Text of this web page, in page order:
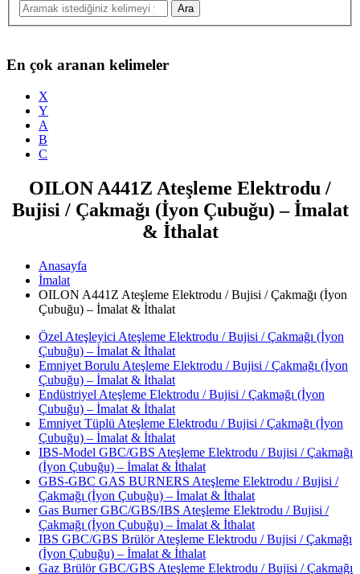
En çok aranan kelimeler
X
Y
A
B
C
OILON A441Z Ateşleme Elektrodu /
Bujisi / Çakmağı (İyon Çubuğu) – İmalat
& İthalat
Anasayfa
İmalat
OILON A441Z Ateşleme Elektrodu / Bujisi / Çakmağı (İyon
Çubuğu) – İmalat & İthalat
Özel Ateşleyici Ateşleme Elektrodu / Bujisi / Çakmağı (İyon
Çubuğu) – İmalat & İthalat
Emniyet Borulu Ateşleme Elektrodu / Bujisi / Çakmağı (İyon
Çubuğu) – İmalat & İthalat
Endüstriyel Ateşleme Elektrodu / Bujisi / Çakmağı (İyon
Çubuğu) – İmalat & İthalat
Emniyet Tüplü Ateşleme Elektrodu / Bujisi / Çakmağı (İyon
Çubuğu) – İmalat & İthalat
IBS-Model GBC/GBS Ateşleme Elektrodu / Bujisi / Çakmağı
(İyon Çubuğu) – İmalat & İthalat
GBS-GBC GAS BURNERS Ateşleme Elektrodu / Bujisi /
Çakmağı (İyon Çubuğu) – İmalat & İthalat
Gas Burner GBC/GBS/IBS Ateşleme Elektrodu / Bujisi /
Çakmağı (İyon Çubuğu) – İmalat & İthalat
IBS GBC/GBS Brülör Ateşleme Elektrodu / Bujisi / Çakmağı
(İyon Çubuğu) – İmalat & İthalat
Gaz Brülör GBC/GBS Ateşleme Elektrodu / Bujisi / Çakmağı